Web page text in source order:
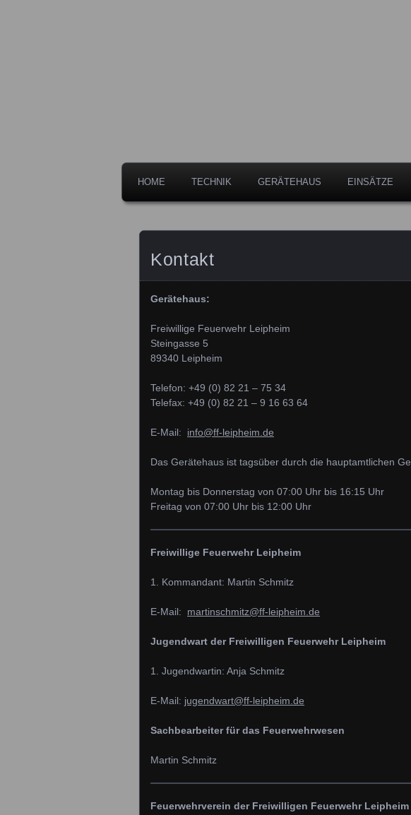
HOME TECHNIK GERÄTEHAUS EINSÄTZE
Kontakt
Gerätehaus:
Freiwillige Feuerwehr Leipheim
Steingasse 5
89340 Leipheim
Telefon: +49 (0) 82 21 – 75 34
Telefax: +49 (0) 82 21 – 9 16 63 64
E-Mail: info@ff-leipheim.de
Das Gerätehaus ist tagsüber durch die hauptamtlichen
Montag bis Donnerstag von 07:00 Uhr bis 16:15 Uhr
Freitag von 07:00 Uhr bis 12:00 Uhr
Freiwillige Feuerwehr Leipheim
1. Kommandant: Martin Schmitz
E-Mail: martinschmitz@ff-leipheim.de
Jugendwart der Freiwilligen Feuerwehr Leipheim
1. Jugendwartin: Anja Schmitz
E-Mail: jugendwart@ff-leipheim.de
Sachbearbeiter für das Feuerwehrwesen
Martin Schmitz
Feuerwehrverein der Freiwilligen Feuerwehr Leipheim